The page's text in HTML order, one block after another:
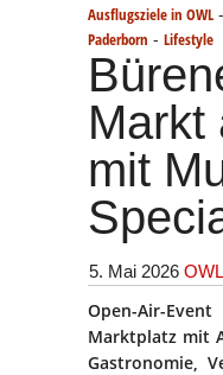
Ausflugsziele in OWL -
Paderborn - Lifestyle
Markt
mit
5. Mai 2026
Open-Air-
Marktplatz mit
Gastronomie,